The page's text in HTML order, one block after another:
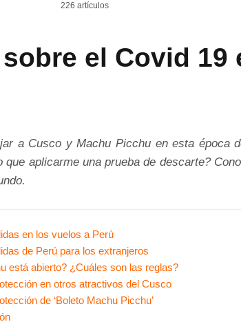
226 artículos
el Covid
a Cusco y Machu Picchu en esta época
que aplicarme una prueba de descarte?
en los vuelos a Perú
de Perú para los extranjeros
está abierto? ¿Cuáles son las reglas?
en otros atractivos del Cusco
de ‘Boleto Machu Picchu’